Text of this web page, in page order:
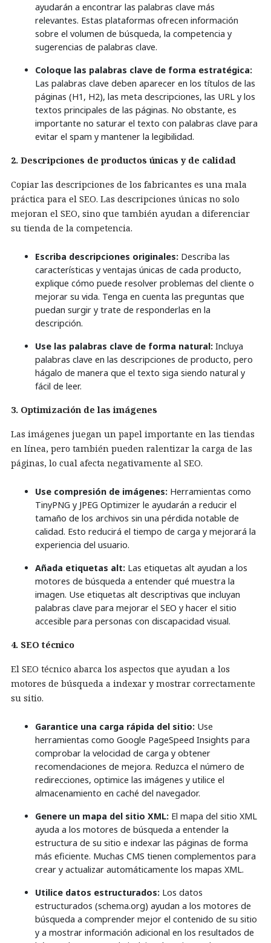
ayudarán a encontrar las palabras clave más
relevantes. Estas plataformas ofrecen información
sobre el volumen de búsqueda, la competencia y
sugerencias de palabras clave.
Coloque las palabras clave de forma estratégica:
Las palabras clave deben aparecer en los títulos de las
páginas (H1, H2), las meta descripciones, las URL y los
textos principales de las páginas. No obstante, es
importante no saturar el texto con palabras clave para
evitar el spam y mantener la legibilidad.
2. Descripciones de productos únicas y de calidad
Copiar las descripciones de los fabricantes es una mala
práctica para el SEO. Las descripciones únicas no solo
mejoran el SEO, sino que también ayudan a diferenciar
su tienda de la competencia.
Escriba descripciones originales: Describa las
características y ventajas únicas de cada producto,
explique cómo puede resolver problemas del cliente o
mejorar su vida. Tenga en cuenta las preguntas que
puedan surgir y trate de responderlas en la
descripción.
Use las palabras clave de forma natural: Incluya
palabras clave en las descripciones de producto, pero
hágalo de manera que el texto siga siendo natural y
fácil de leer.
3. Optimización de las imágenes
Las imágenes juegan un papel importante en las tiendas
en línea, pero también pueden ralentizar la carga de las
páginas, lo cual afecta negativamente al SEO.
Use compresión de imágenes: Herramientas como
TinyPNG y JPEG Optimizer le ayudarán a reducir el
tamaño de los archivos sin una pérdida notable de
calidad. Esto reducirá el tiempo de carga y mejorará la
experiencia del usuario.
Añada etiquetas alt: Las etiquetas alt ayudan a los
motores de búsqueda a entender qué muestra la
imagen. Use etiquetas alt descriptivas que incluyan
palabras clave para mejorar el SEO y hacer el sitio
accesible para personas con discapacidad visual.
4. SEO técnico
El SEO técnico abarca los aspectos que ayudan a los
motores de búsqueda a indexar y mostrar correctamente
su sitio.
Garantice una carga rápida del sitio: Use
herramientas como Google PageSpeed Insights para
comprobar la velocidad de carga y obtener
recomendaciones de mejora. Reduzca el número de
redirecciones, optimice las imágenes y utilice el
almacenamiento en caché del navegador.
Genere un mapa del sitio XML: El mapa del sitio XML
ayuda a los motores de búsqueda a entender la
estructura de su sitio e indexar las páginas de forma
más eficiente. Muchas CMS tienen complementos para
crear y actualizar automáticamente los mapas XML.
Utilice datos estructurados: Los datos
estructurados (schema.org) ayudan a los motores de
búsqueda a comprender mejor el contenido de su sitio
y a mostrar información adicional en los resultados de